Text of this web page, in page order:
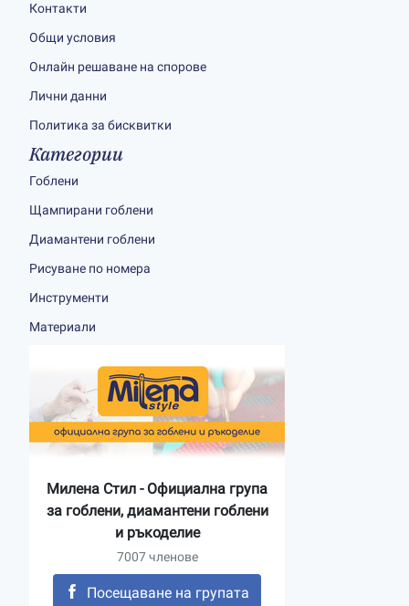
Контакти
Общи условия
Онлайн решаване на спорове
Лични данни
Политика за бисквитки
Категории
Гоблени
Щампирани гоблени
Диамантени гоблени
Рисуване по номера
Инструменти
Материали
Милена Стил - Официална група
за гоблени, диамантени гоблени
и ръкоделие
7007 членове
Посещаване на групата